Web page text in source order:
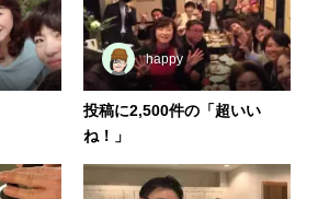
happy
投稿に2,500件の「超いい
ね！」